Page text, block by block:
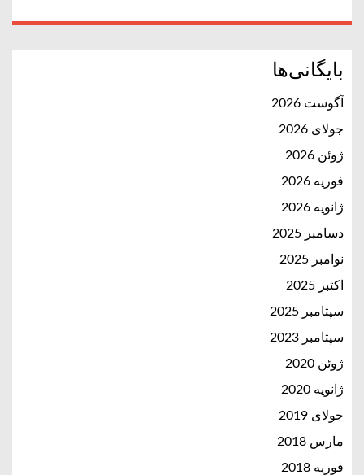
بایگانی‌ها
آگوست 2026
جولای 2026
ژوئن 2026
فوریه 2026
ژانویه 2026
دسامبر 2025
نوامبر 2025
اکتبر 2025
سپتامبر 2025
سپتامبر 2023
ژوئن 2020
ژانویه 2020
جولای 2019
مارس 2018
فوریه 2018